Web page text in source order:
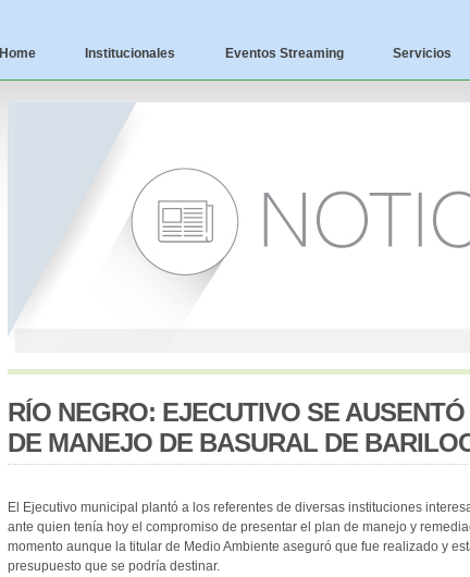
Home Institucionales Eventos Streaming Servicios
RÍO NEGRO: EJECUTIVO SE
DE MANEJO DE BASURAL DE
El Ejecutivo municipal plantó a los referentes de diversas instituciones
ante quien tenía hoy el compromiso de presentar el plan de manejo y
momento aunque la titular de Medio Ambiente aseguró que fue realizado y
presupuesto que se podría destinar.